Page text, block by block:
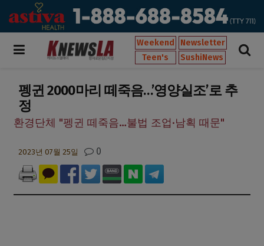
Weekend
Newsletter
Teen's
SushiNews
펭귄 2000마리 떼죽음…’영양실조’로 추
정
환경단체 "펭귄 떼죽음…불법 조업·남획 때문"
2023년 07월 25일 0